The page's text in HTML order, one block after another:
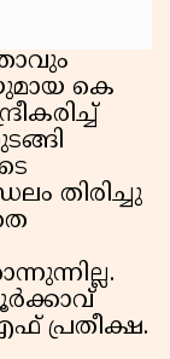
കെ
തിരിച്ചു
പ്രതീക്ഷ.